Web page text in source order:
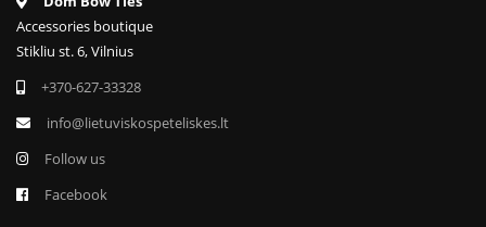
Accessories boutique
Stikliu st. 6, Vilnius
+370-627-33328
info@lietuviskospeteliskes.lt
Follow us
Facebook